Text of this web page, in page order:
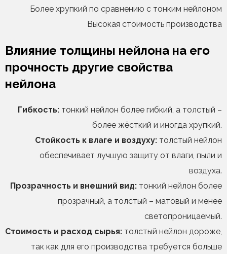
Более хрупкий по сравнению с тонким нейлоном
Высокая стоимость производства
Влияние толщины нейлона на его
прочность другие свойства
нейлона
Гибкость: тонкий нейлон более гибкий, а толстый –
более жёсткий и иногда хрупкий.
Стойкость к влаге и воздуху: толстый нейлон
обеспечивает лучшую защиту от влаги, пыли и
воздуха.
Прозрачность и внешний вид: тонкий нейлон более
прозрачный, а толстый – матовый и менее
светопроницаемый.
Стоимость и расход сырья: толстый нейлон дороже,
так как для его производства требуется больше